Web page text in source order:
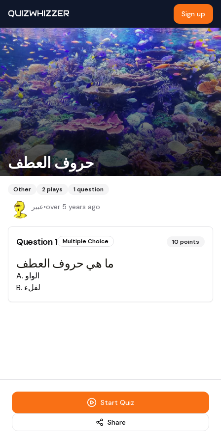
QUIZWHIZZER Sign up
حروف العطف
Other 2plays 1question
عبير•over 5 years ago
Question1 Multiple Choice 10 points
ما هي حروف العطف
A. الواو
B. لفلء
Start Quiz
Share